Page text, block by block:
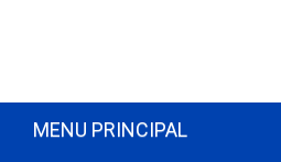
MENU PRINCIPAL